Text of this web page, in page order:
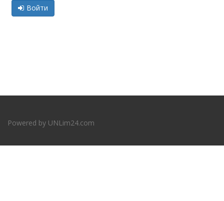
Войти
Powered by UNLim24.com